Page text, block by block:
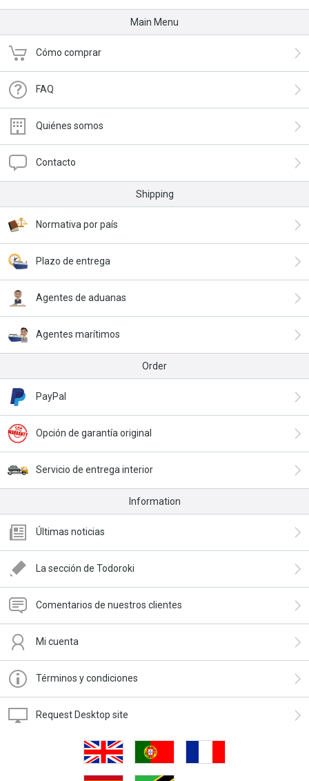
Main Menu
Cómo comprar
FAQ
Quiénes somos
Contacto
Shipping
Normativa por país
Plazo de entrega
Agentes de aduanas
Agentes marítimos
Order
PayPal
Opción de garantía original
Servicio de entrega interior
Information
Últimas noticias
La sección de Todoroki
Comentarios de nuestros clientes
Mi cuenta
Términos y condiciones
Request Desktop site